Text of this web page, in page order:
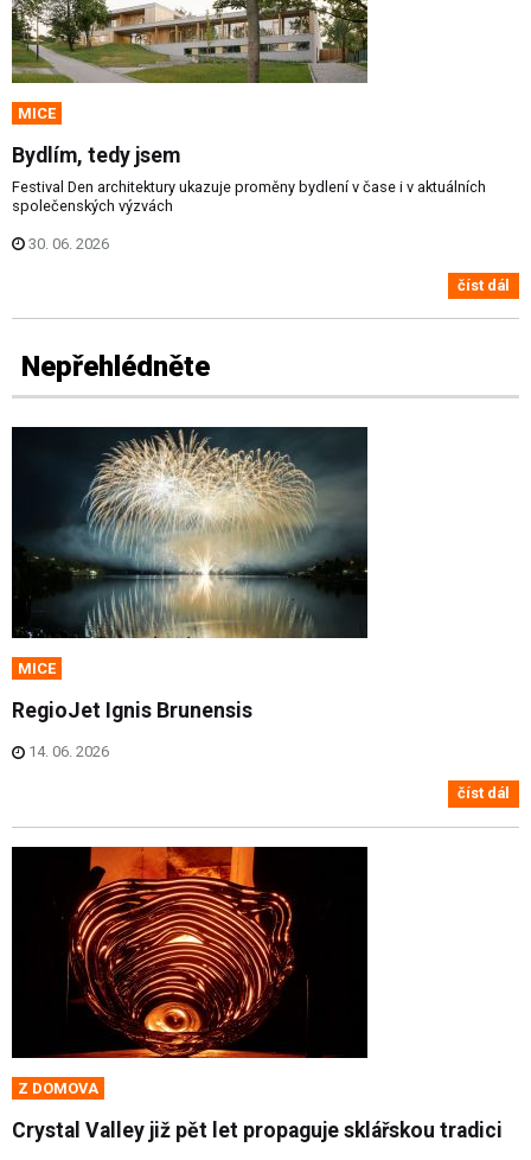
MICE
Bydlím, tedy jsem
Festival Den architektury ukazuje proměny bydlení v čase i v aktuálních
společenských výzvách
30. 06. 2026
číst dál
Nepřehlédněte
MICE
RegioJet Ignis Brunensis
14. 06. 2026
číst dál
Z DOMOVA
Crystal Valley již pět let propaguje sklářskou tradici